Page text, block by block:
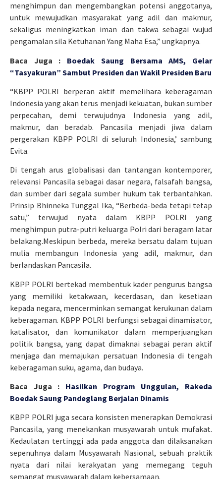
menghimpun dan mengembangkan potensi anggotanya,
untuk mewujudkan masyarakat yang adil dan makmur,
sekaligus meningkatkan iman dan takwa sebagai wujud
pengamalan sila Ketuhanan Yang Maha Esa,” ungkapnya.
Baca Juga : Boedak Saung Bersama AMS, Gelar
“Tasyakuran” Sambut Presiden dan Wakil Presiden Baru
“KBPP POLRI berperan aktif memelihara keberagaman
Indonesia yang akan terus menjadi kekuatan, bukan sumber
perpecahan, demi terwujudnya Indonesia yang adil,
makmur, dan beradab. Pancasila menjadi jiwa dalam
pergerakan KBPP POLRI di seluruh Indonesia,’ sambung
Evita.
Di tengah arus globalisasi dan tantangan kontemporer,
relevansi Pancasila sebagai dasar negara, falsafah bangsa,
dan sumber dari segala sumber hukum tak terbantahkan.
Prinsip Bhinneka Tunggal Ika, “Berbeda-beda tetapi tetap
satu,” terwujud nyata dalam KBPP POLRI yang
menghimpun putra-putri keluarga Polri dari beragam latar
belakang.Meskipun berbeda, mereka bersatu dalam tujuan
mulia membangun Indonesia yang adil, makmur, dan
berlandaskan Pancasila.
KBPP POLRI bertekad membentuk kader pengurus bangsa
yang memiliki ketakwaan, kecerdasan, dan kesetiaan
kepada negara, mencerminkan semangat kerukunan dalam
keberagaman. KBPP POLRI berfungsi sebagai dinamisator,
katalisator, dan komunikator dalam memperjuangkan
politik bangsa, yang dapat dimaknai sebagai peran aktif
menjaga dan memajukan persatuan Indonesia di tengah
keberagaman suku, agama, dan budaya.
Baca Juga : Hasilkan Program Unggulan, Rakeda
Boedak Saung Pandeglang Berjalan Dinamis
KBPP POLRI juga secara konsisten menerapkan Demokrasi
Pancasila, yang menekankan musyawarah untuk mufakat.
Kedaulatan tertinggi ada pada anggota dan dilaksanakan
sepenuhnya dalam Musyawarah Nasional, sebuah praktik
nyata dari nilai kerakyatan yang memegang teguh
semangat musyawarah dalam kebersamaan.